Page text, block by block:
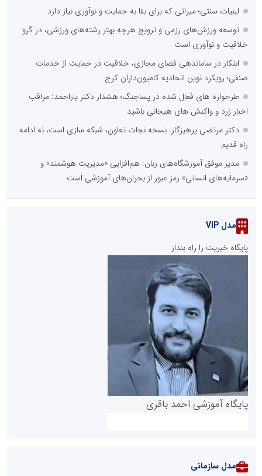
لبنیات سنتی؛ میراثی که برای بقا به حمایت و نوآوری نیاز دارد
توسعه ورزش‌های رزمی و ترویج هرچه بهتر رشته‌های ورزشی، در گرو
خلاقیت و نوآوری است
ابتکار در ساماندهی فضای مجازی، خلاقیت در حمایت از خدمات
صنفی؛ رویکرد نوین اتحادیه کامیون‌داران کرج
طرحواره های فعال شده در پساجنگ؛ هشدار دکتر یاراحمد: مراقب
اخبار زرد و واکنش های هیجانی باشید
دکتر مرتضی پرهیزگار: نسخه نجات تعاون، شبکه سازی است، نه ادامه
راه قدیم
مدیر موفق آموزشگاه‌های زبان: هم‌افزایی «مدیریت هوشمند» و
«سرمایه‌های انسانی» رمز عبور از بحران‌های آموزشی است
مدل VIP
پایگاه خبریت را راه بنداز
پایگاه آموزشی احمد باقری
مدل سازمانی